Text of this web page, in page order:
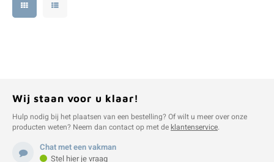
Wij staan voor u klaar!
Hulp nodig bij het plaatsen van een bestelling? Of wilt u meer over onze
producten weten? Neem dan contact op met deklantenservice.
Chat met een vakman
Stel hier je vraag